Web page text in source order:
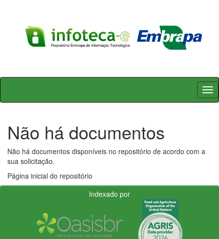
Skip
Não há documentos
Não há documentos disponíveis no repositório de acordo com a
sua solicitação.
Página inicial do repositório
Indexado por